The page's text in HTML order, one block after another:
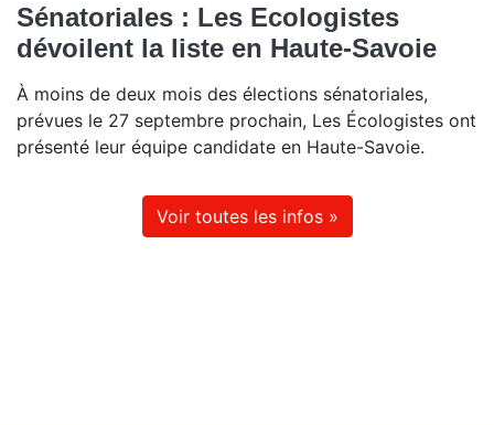
Sénatoriales : Les Ecologistes
dévoilent la liste en Haute-Savoie
À moins de deux mois des élections sénatoriales,
prévues le 27 septembre prochain, Les Écologistes ont
présenté leur équipe candidate en Haute-Savoie.
Voir toutes les infos »